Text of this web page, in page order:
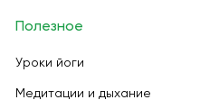
Полезное
Уроки йоги
Медитации и дыхание